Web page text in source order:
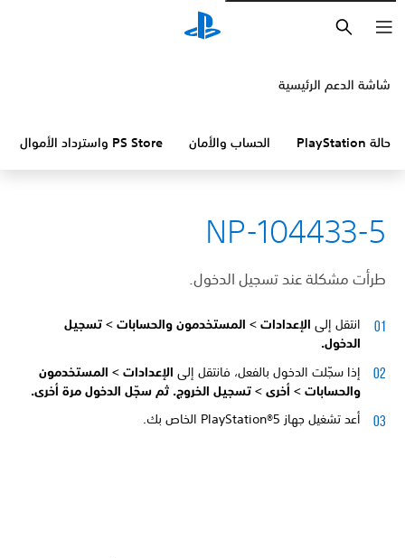
شاشة الدعم الرئيسية
حالة PlayStation الحساب والأمان PS Store واسترداد الأموال
NP-104433-5
طرأت مشكلة عند تسجيل الدخول.
انتقل إلى الإعدادات > المستخدمون والحسابات > تسجيل
الدخول.
إذا سجّلت الدخول بالفعل، فانتقل إلى الإعدادات > المستخدمون
والحسابات > أخرى > تسجيل الخروج. ثم سجّل الدخول مرة أخرى.
أعد تشغيل جهاز PlayStation®5 الخاص بك.